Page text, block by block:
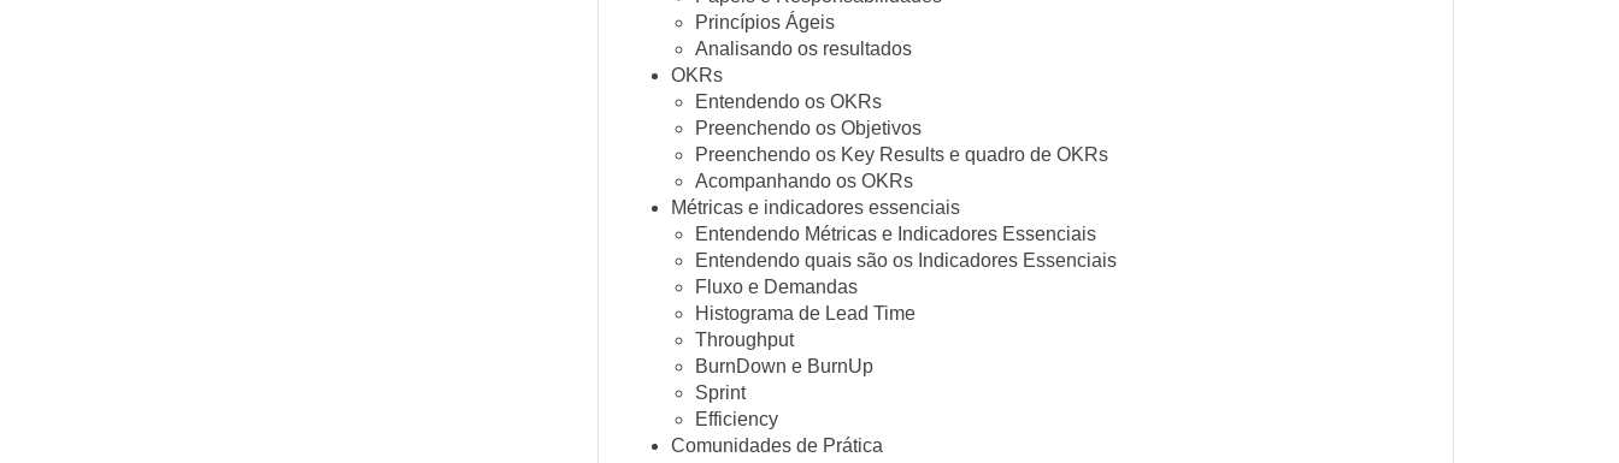
Princípios Ágeis
Analisando os resultados
OKRs
Entendendo os OKRs
Preenchendo os Objetivos
Preenchendo os Key Results e quadro de OKRs
Acompanhando os OKRs
Métricas e indicadores essenciais
Entendendo Métricas e Indicadores Essenciais
Entendendo quais são os Indicadores Essenciais
Fluxo e Demandas
Histograma de Lead Time
Throughput
BurnDown e BurnUp
Sprint
Efficiency
Comunidades de Prática